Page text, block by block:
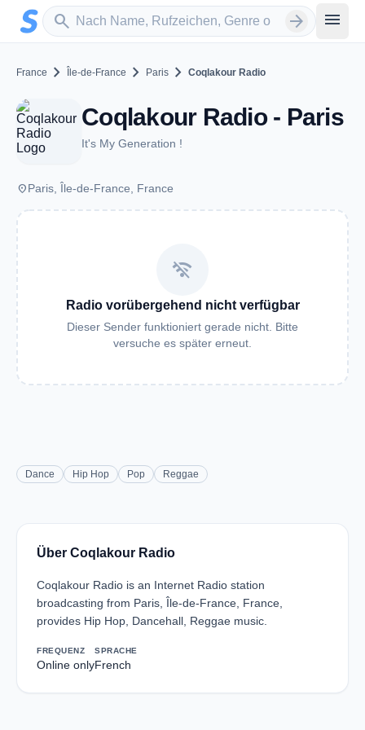
Zum Hauptinhalt springen
search
Sender suchen arrow_forward menu
France chevron_right Île-de-France chevron_right Paris chevron_right Coqlakour Radio
Coqlakour Radio - Paris
It's My Generation !
placeParis, Île-de-France, France
wifi_off
Radio vorübergehend nicht verfügbar
Dieser Sender funktioniert gerade nicht. Bitte
versuche es später erneut.
Dance Hip Hop Pop Reggae
Über Coqlakour Radio
Coqlakour Radio is an Internet Radio station
broadcasting from Paris, Île-de-France, France,
provides Hip Hop, Dancehall, Reggae music.
FREQUENZ
Online only
SPRACHE
French